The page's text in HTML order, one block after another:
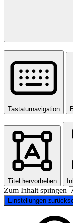
Tastaturnavigation
Titel hervorheben
Zum Inhalt springen
Einstellungen